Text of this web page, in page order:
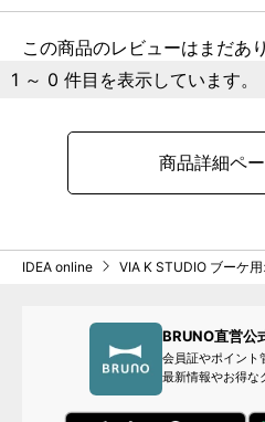
この商品のレビューはまだあ
1 ～ 0 件目を表示しています。
商品詳細ペ
IDEA online VIA K STUDIO ブーケ
BRUNO直営公
会員証やポイント
最新情報やお得な